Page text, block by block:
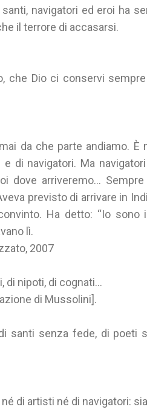
navigatori ed eroi ha
il terrore di accasarsi.
che Dio ci conservi
da che parte andiamo. È
di navigatori. Ma
dove arriveremo...
previsto di arrivare in
Ha detto: “Io sono
lì.
2007
di nipoti, di cognati...
di Mussolini].
santi senza fede, di poeti
di artisti né di navigatori: